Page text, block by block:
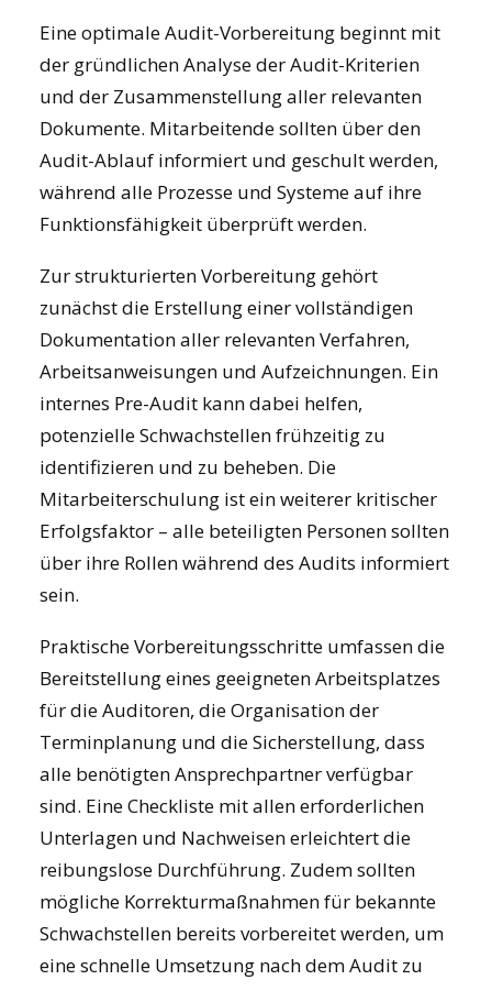
Eine optimale Audit-Vorbereitung beginnt mit
der gründlichen Analyse der Audit-Kriterien
und der Zusammenstellung aller relevanten
Dokumente. Mitarbeitende sollten über den
Audit-Ablauf informiert und geschult werden,
während alle Prozesse und Systeme auf ihre
Funktionsfähigkeit überprüft werden.
Zur strukturierten Vorbereitung gehört
zunächst die Erstellung einer vollständigen
Dokumentation aller relevanten Verfahren,
Arbeitsanweisungen und Aufzeichnungen. Ein
internes Pre-Audit kann dabei helfen,
potenzielle Schwachstellen frühzeitig zu
identifizieren und zu beheben. Die
Mitarbeiterschulung ist ein weiterer kritischer
Erfolgsfaktor – alle beteiligten Personen sollten
über ihre Rollen während des Audits informiert
sein.
Praktische Vorbereitungsschritte umfassen die
Bereitstellung eines geeigneten Arbeitsplatzes
für die Auditoren, die Organisation der
Terminplanung und die Sicherstellung, dass
alle benötigten Ansprechpartner verfügbar
sind. Eine Checkliste mit allen erforderlichen
Unterlagen und Nachweisen erleichtert die
reibungslose Durchführung. Zudem sollten
mögliche Korrekturmaßnahmen für bekannte
Schwachstellen bereits vorbereitet werden, um
eine schnelle Umsetzung nach dem Audit zu